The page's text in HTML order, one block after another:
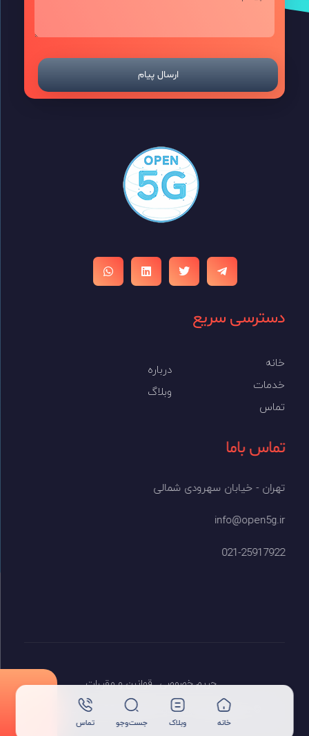
دسترسی سریع
خانه
خدمات
تماس
درباره
وبلاگ
تماس باما
تهران - خیابان سهرودی شمالی
info@open5g.ir
021-25917922
حریم خصوصی قوانین و مقررات
© تمام حقوق این وب سایت متعلق به open5G می‌باشد.
خانه وبلاک جست‌وجو تماس